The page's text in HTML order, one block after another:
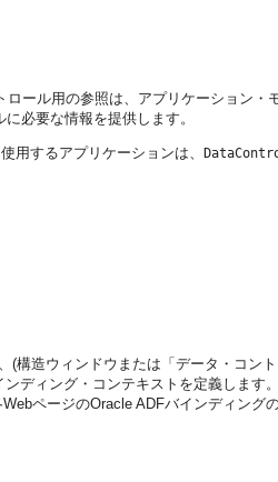
ール用の参照は、アプリケーション・
必要な情報を提供します。
用するアプリケーションは、
構造ウィンドウまたは「データ・コン
ディング・コンテキストを定義します
ページのOracle ADFバインディング